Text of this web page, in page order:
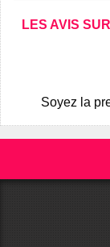
LES AVIS
Soyez la